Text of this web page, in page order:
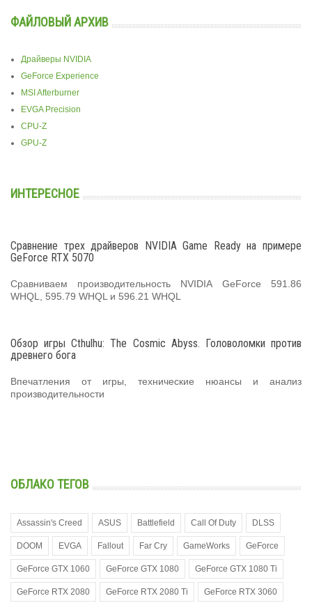
ФАЙЛОВЫЙ АРХИВ
Драйверы NVIDIA
GeForce Experience
MSI Afterburner
EVGA Precision
CPU-Z
GPU-Z
ИНТЕРЕСНОЕ
Сравнение трех драйверов NVIDIA Game Ready на примере
GeForce RTX 5070
Сравниваем производительность NVIDIA GeForce 591.86
WHQL, 595.79 WHQL и 596.21 WHQL
Обзор игры Cthulhu: The Cosmic Abyss. Головоломки против
древнего бога
Впечатления от игры, технические нюансы и анализ
производительности
ОБЛАКО ТЕГОВ
Assassin's Creed ASUS Battlefield Call Of Duty DLSS
DOOM EVGA Fallout Far Cry GameWorks GeForce
GeForce GTX 1060 GeForce GTX 1080 GeForce GTX 1080 Ti
GeForce RTX 2080 GeForce RTX 2080 Ti GeForce RTX 3060